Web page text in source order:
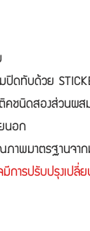
ดทับด้วย
ชนิดสองส่วนผสม
ยนอก
พมาตรฐานจาก
ารปรับปรุงเปลี่ย